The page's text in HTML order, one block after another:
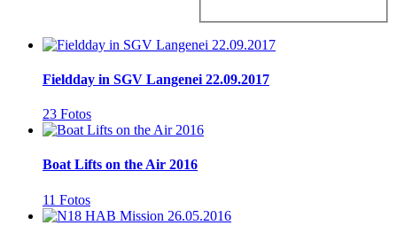
Fieldday in SGV Langenei 22.09.2017
23 Fotos
Boat Lifts on the Air 2016
11 Fotos